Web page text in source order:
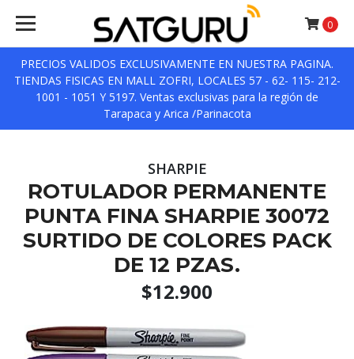
PRECIOS VALIDOS EXCLUSIVAMENTE EN NUESTRA PAGINA.
TIENDAS FISICAS EN MALL ZOFRI, LOCALES 57 - 62- 115- 212-
1001 - 1051 Y 5197. Ventas exclusivas para la región de
Tarapaca y Arica /Parinacota
0
SHARPIE
ROTULADOR PERMANENTE
PUNTA FINA SHARPIE 30072
SURTIDO DE COLORES PACK
DE 12 PZAS.
$12.900